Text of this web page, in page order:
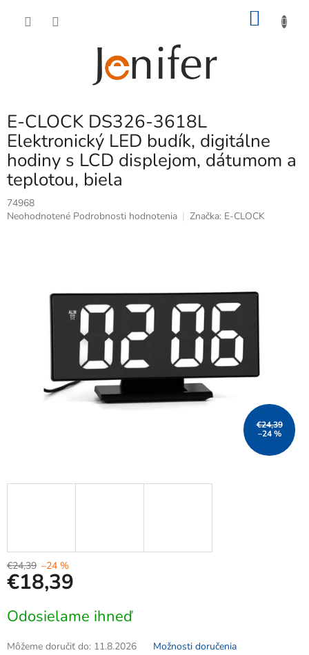
E-CLOCK DS326-3618L
Elektronický LED budík, digitálne
hodiny s LCD displejom, dátumom a
teplotou, biela
74968
Priemerné
hviezdičiek.
Neohodnotené Podrobnosti hodnotenia Značka: E-CLOCK
€24,39
–24 %
€24,39 –24 %
€18,39
cena:
Odosielame ihneď
Môžeme doručiť do: 11.8.2026 Možnosti doručenia